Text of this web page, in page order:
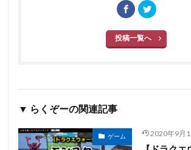
投稿一覧へ
▼ らくぞーの関連記事
ゲーム 2020年9月